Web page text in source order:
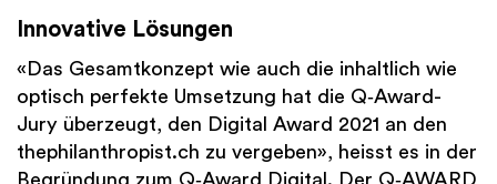
Innovative Lösungen
«Das Gesamtkonzept wie auch die inhaltlich wie
optisch perfekte Umsetzung hat die Q‑Award-
Jury überzeugt, den Digital Award 2021 an den
thephilanthropist.ch zu vergeben», heisst es in der
Begründung zum Q‑Award Digital. Der Q‑AWARD